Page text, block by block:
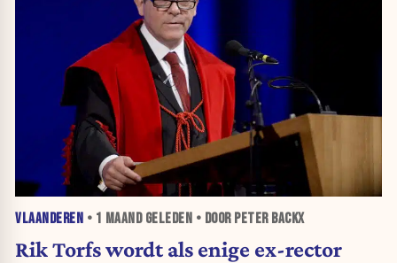
VLAANDEREN • 1 MAANDGELEDEN • DOOR PETER BACKX
Rik Torfs wordt als enige ex-rector